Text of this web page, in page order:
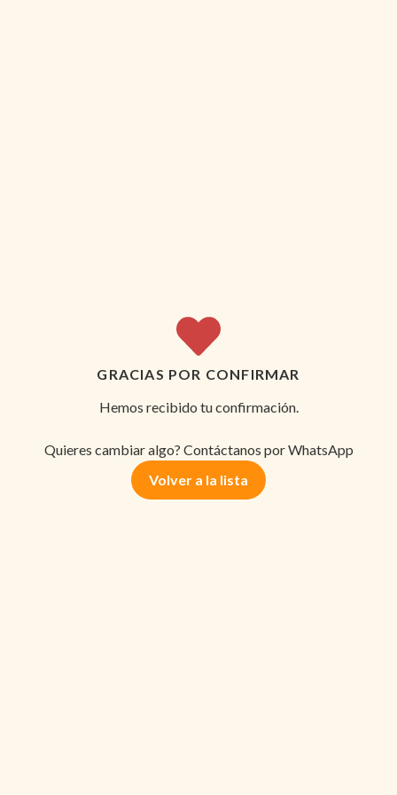
GRACIAS POR CONFIRMAR
Hemos recibido tu confirmación.
Quieres cambiar algo? Contáctanos por WhatsApp
Volver a la lista